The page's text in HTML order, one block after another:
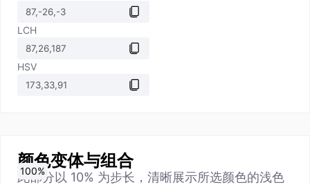
LCH
HSV
颜色变体与组合
此部分以 10% 为步长，清晰展示所选颜色的浅色
0%
10%
20%
30%
40%
50%
60%
70%
80%
90%
100%